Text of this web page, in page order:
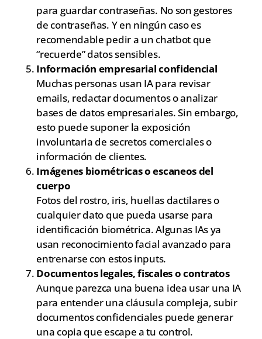
para guardar contraseñas. No son gestores
de contraseñas. Y en ningún caso es
recomendable pedir a un chatbot que
“recuerde” datos sensibles.
Información empresarial confidencial
Muchas personas usan IA para revisar
emails, redactar documentos o analizar
bases de datos empresariales. Sin embargo,
esto puede suponer la exposición
involuntaria de secretos comerciales o
información de clientes.
Imágenes biométricas o escaneos del
cuerpo
Fotos del rostro, iris, huellas dactilares o
cualquier dato que pueda usarse para
identificación biométrica. Algunas IAs ya
usan reconocimiento facial avanzado para
entrenarse con estos inputs.
Documentos legales, fiscales o contratos
Aunque parezca una buena idea usar una IA
para entender una cláusula compleja, subir
documentos confidenciales puede generar
una copia que escape a tu control.